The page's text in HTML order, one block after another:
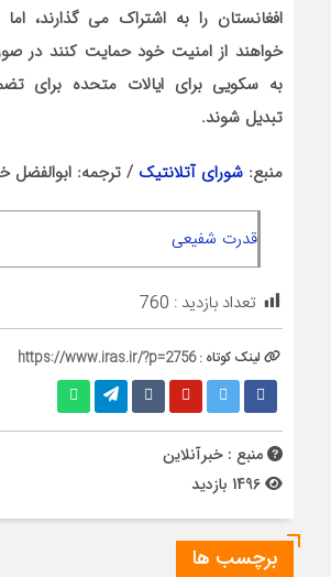
افغانستان را به اشتراک می گذارند،
خواهند از امنیت خود حمایت کنند در
به سکویی برای ایالات متحده برای
تبدیل شوند.
منبع: شورای آتلانتیک / ترجمه: ابوالفضل
قدرت شفیعی
تعداد بازدید : 760
لینک کوتاه :https://www.iras.ir/?p=2756
منبع : خبرآنلاین
برچسب ها